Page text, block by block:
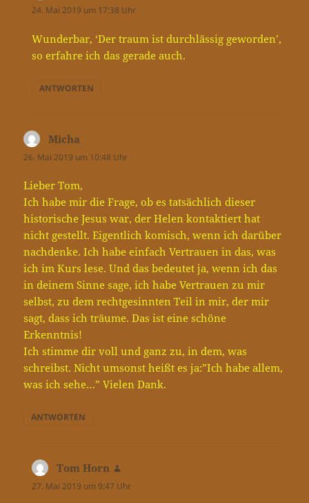
24. Mai 2019 um 17:38 Uhr
Wunderbar, ‘Der traum ist durchlässig geworden’,
so erfahre ich das gerade auch.
ANTWORTEN
Micha
26. Mai 2019 um 10:48 Uhr
Lieber Tom,
Ich habe mir die Frage, ob es tatsächlich dieser
historische Jesus war, der Helen kontaktiert hat
nicht gestellt. Eigentlich komisch, wenn ich darüber
nachdenke. Ich habe einfach Vertrauen in das, was
ich im Kurs lese. Und das bedeutet ja, wenn ich das
in deinem Sinne sage, ich habe Vertrauen zu mir
selbst, zu dem rechtgesinnten Teil in mir, der mir
sagt, dass ich träume. Das ist eine schöne
Erkenntnis!
Ich stimme dir voll und ganz zu, in dem, was
schreibst. Nicht umsonst heißt es ja:”Ich habe allem,
was ich sehe…” Vielen Dank.
ANTWORTEN
Tom Horn
27. Mai 2019 um 9:47 Uhr